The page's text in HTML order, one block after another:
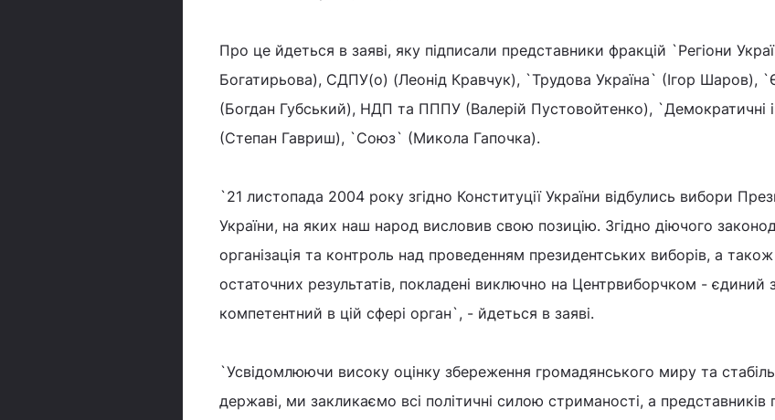
Про це йдеться в заяві, яку підписали представники фракцій `Регіони
Богатирьова), СДПУ(о) (Леонід Кравчук), `Трудова Україна` (Ігор Шаров),
(Богдан Губський), НДП та ПППУ (Валерій Пустовойтенко), `Демократичні
(Степан Гавриш), `Союз` (Микола Гапочка).
`21 листопада 2004 року згідно Конституції України відбулись вибори
України, на яких наш народ висловив свою позицію. Згідно діючого
організація та контроль над проведенням президентських виборів, а
остаточних результатів, покладені виключно на Центрвиборчком - єдиний
компетентний в цій сфері орган`, - йдеться в заяві.
`Усвідомлюючи високу оцінку збереження громадянського миру та
державі, ми закликаємо всі політичні силою стриманості, а представників